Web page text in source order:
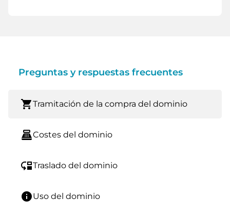
Preguntas y respuestas frecuentes
shopping_cartTramitación de la compra del dominio
point_of_saleCostes del dominio
move_downTraslado del dominio
infoUso del dominio